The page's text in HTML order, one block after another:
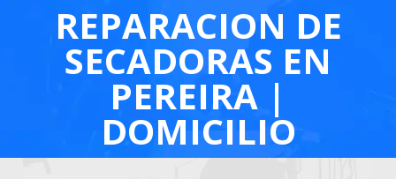
REPARACION DE
SECADORAS EN
PEREIRA |
DOMICILIO